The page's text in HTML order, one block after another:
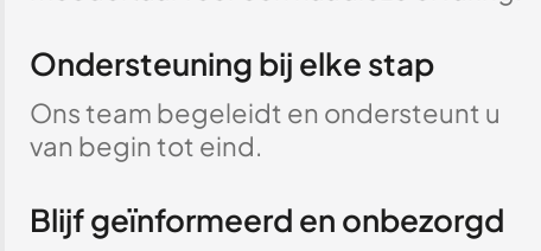
Ondersteuning bij elke stap
Ons team begeleidt en ondersteunt u
van begin tot eind.
Blijf geïnformeerd en onbezorgd